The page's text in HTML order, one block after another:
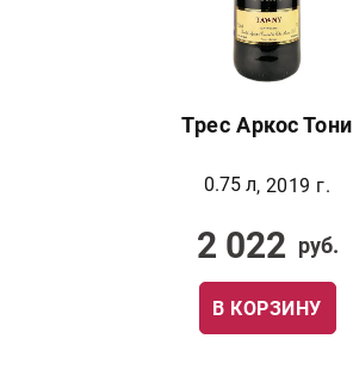
Трес Аркос Тони
0.75 л, 2019 г.
2 022 руб.
В КОРЗИНУ